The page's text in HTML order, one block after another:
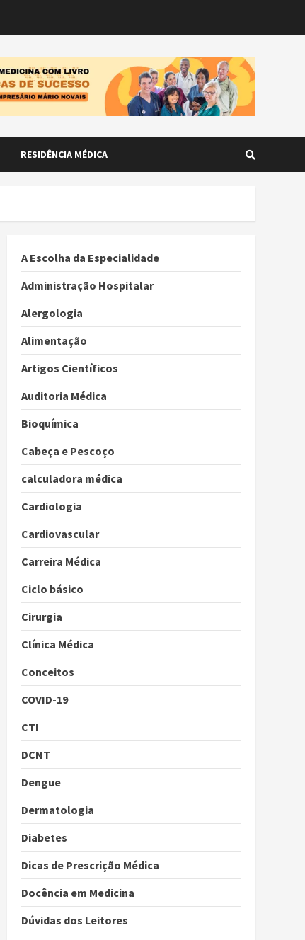
RESIDÊNCIA MÉDICA
A Escolha da Especialidade
Administração Hospitalar
Alergologia
Alimentação
Artigos Científicos
Auditoria Médica
Bioquímica
Cabeça e Pescoço
calculadora médica
Cardiologia
Cardiovascular
Carreira Médica
Ciclo básico
Cirurgia
Clínica Médica
Conceitos
COVID-19
CTI
DCNT
Dengue
Dermatologia
Diabetes
Dicas de Prescrição Médica
Docência em Medicina
Dúvidas dos Leitores